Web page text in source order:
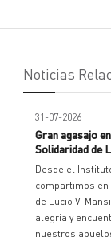
Noticias
31-07-2026
Gran agasajo
Solidaridad de
Desde el
compartimos
de Lucio V.
alegría y
nuestros